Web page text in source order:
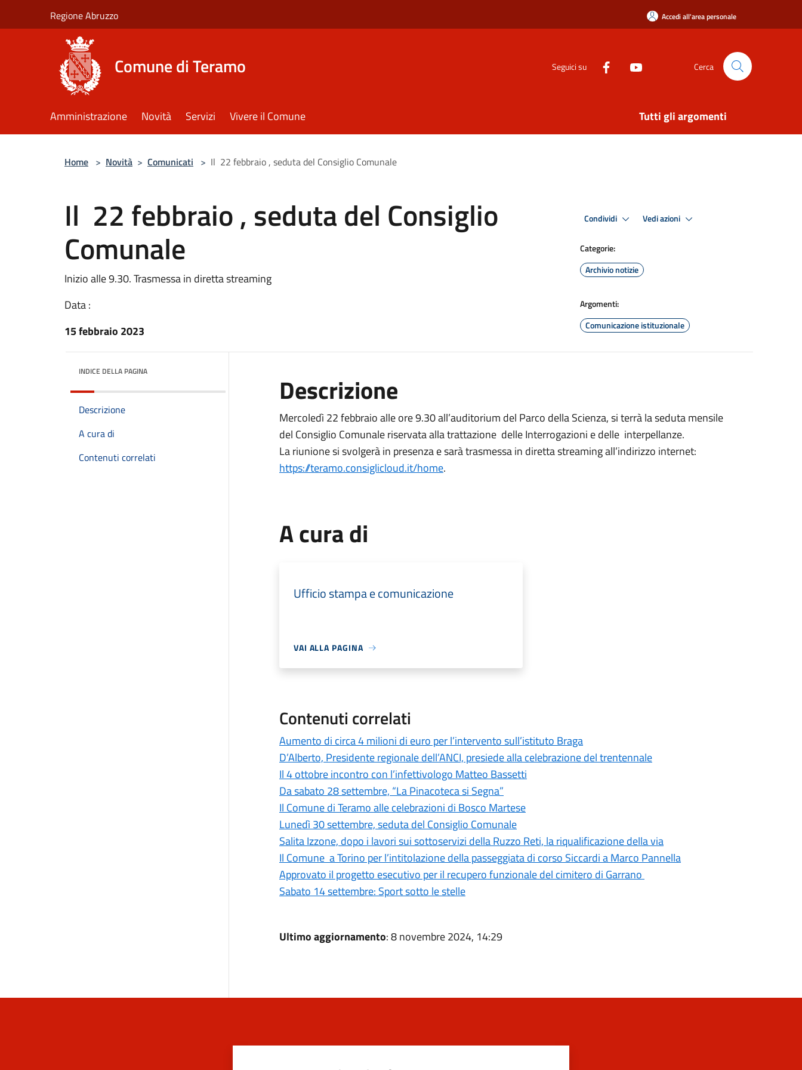
Regione Abruzzo Accedi all'area personale
Comune di Teramo Seguici su Cerca
Amministrazione Novità Servizi Vivere il Comune Tutti gli argomenti
Home > Novità > Comunicati > Il 22 febbraio , seduta del Consiglio Comunale
Il 22 febbraio , seduta del Consiglio
Comunale
Inizio alle 9.30. Trasmessa in diretta streaming
Data :
15 febbraio 2023
Condividi Vedi azioni
Categorie:
Archivio notizie
Argomenti:
Comunicazione istituzionale
INDICE DELLA PAGINA
Descrizione
A cura di
Contenuti correlati
Descrizione
Mercoledì 22 febbraio alle ore 9.30 all’auditorium del Parco della Scienza, si terrà la seduta mensile
del Consiglio Comunale riservata alla trattazione delle Interrogazioni e delle interpellanze.
La riunione si svolgerà in presenza e sarà trasmessa in diretta streaming all’indirizzo internet:
https://teramo.consiglicloud.it/home.
A cura di
Ufficio stampa e comunicazione
VAI ALLA PAGINA
Contenuti correlati
Aumento di circa 4 milioni di euro per l’intervento sull’istituto Braga
D’Alberto, Presidente regionale dell’ANCI, presiede alla celebrazione del trentennale
Il 4 ottobre incontro con l’infettivologo Matteo Bassetti
Da sabato 28 settembre, “La Pinacoteca si Segna”
Il Comune di Teramo alle celebrazioni di Bosco Martese
Lunedì 30 settembre, seduta del Consiglio Comunale
Salita Izzone, dopo i lavori sui sottoservizi della Ruzzo Reti, la riqualificazione della via
Il Comune a Torino per l’intitolazione della passeggiata di corso Siccardi a Marco Pannella
Approvato il progetto esecutivo per il recupero funzionale del cimitero di Garrano
Sabato 14 settembre: Sport sotto le stelle
Ultimo aggiornamento: 8 novembre 2024, 14:29